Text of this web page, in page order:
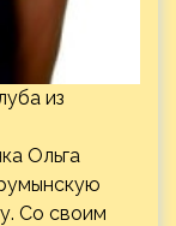
из
Ольга
Со своим